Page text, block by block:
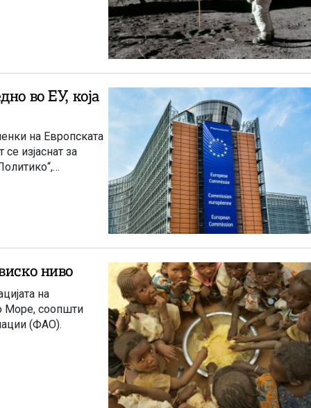
во ЕУ, која
на Европската
изјаснат за
ниво
на
Море, соопшти
(ФАО).